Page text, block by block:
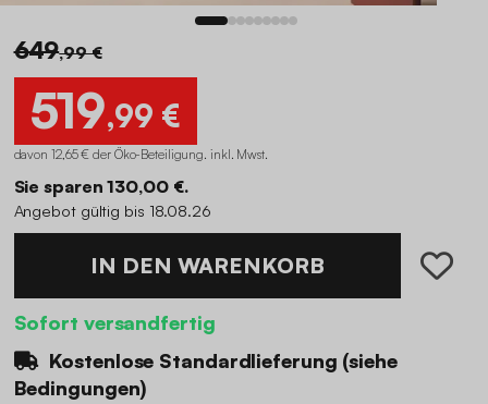
649,99 €
519,99 €
davon 12,65 € der Öko-Beteiligung. inkl. Mwst.
Sie sparen 130,00 €.
Angebot gültig bis 18.08.26
IN DEN WARENKORB
Sofort versandfertig
Kostenlose Standardlieferung (siehe
Bedingungen)